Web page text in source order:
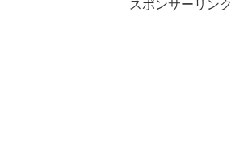
スポンサーリンク